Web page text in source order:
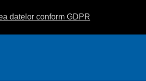
datelor conform GDPR